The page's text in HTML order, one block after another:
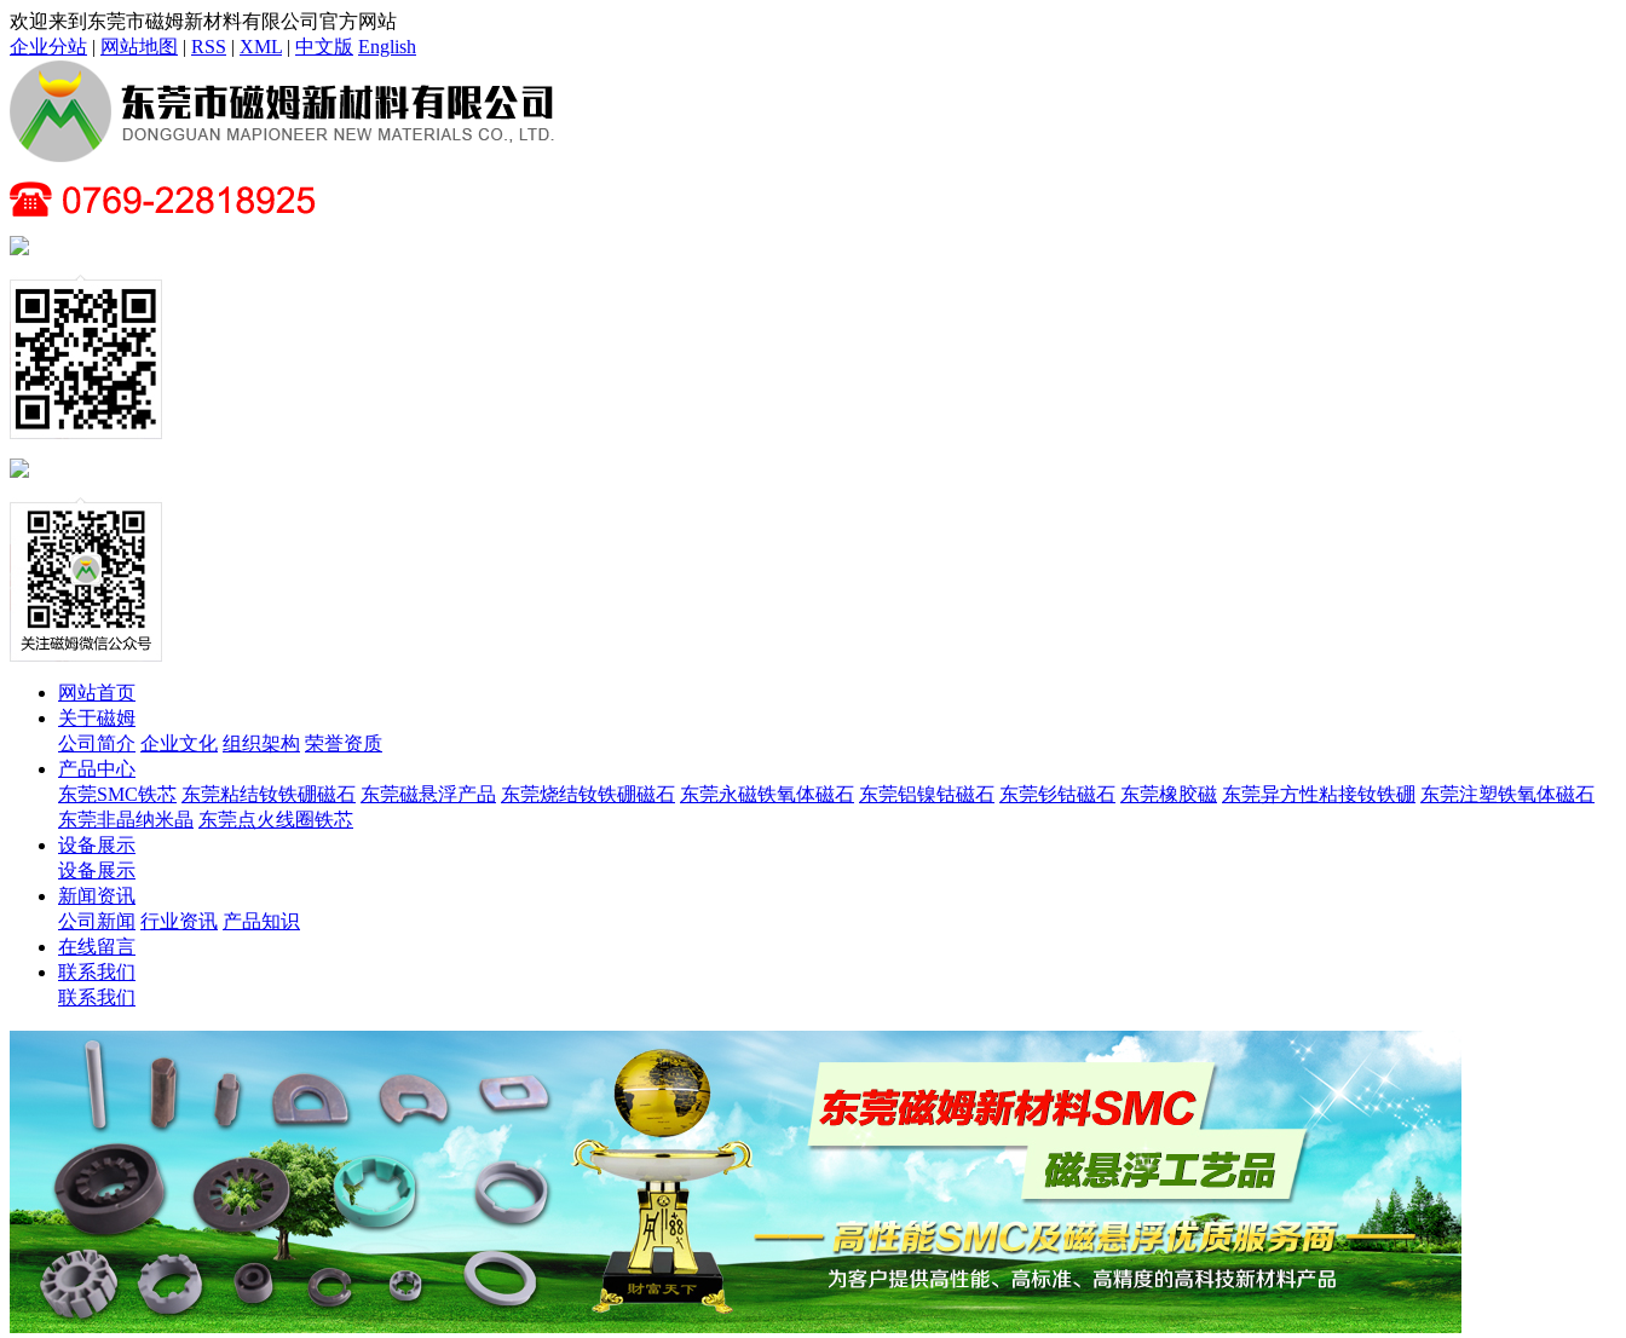
欢迎来到东莞市磁姆新材料有限公司官方网站
企业分站 | 网站地图 | RSS | XML | 中文版 English
网站首页
关于磁姆
公司简介 企业文化 组织架构 荣誉资质
产品中心
东莞SMC铁芯 东莞粘结钕铁硼磁石 东莞磁悬浮产品 东莞烧结钕铁硼磁石 东莞永磁铁氧体磁石 东莞铝镍钴磁石 东莞钐钴磁石 东莞橡胶磁 东莞异方性粘接钕铁硼 东莞注塑铁氧体磁石
东莞非晶纳米晶 东莞点火线圈铁芯
设备展示
设备展示
新闻资讯
公司新闻 行业资讯 产品知识
在线留言
联系我们
联系我们